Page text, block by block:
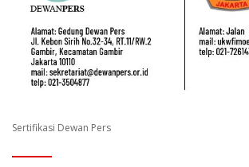
Sertifikasi Dewan Pers